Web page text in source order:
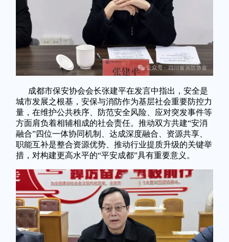
成都市保安协会会长张建平在发言中指出，安全是
城市发展之根基，安保与消防作为基层社会重要防控力
量，在维护公共秩序、防范安全风险、应对突发事件等
方面肩负着相辅相成的社会责任。推动双方共建“安消
融合”四位一体协同机制、达成深度融合、资源共享、
职能互补是整合资源优势、推动行业提质升级的关键举
措，对构建更高水平的“平安成都”具有重要意义。